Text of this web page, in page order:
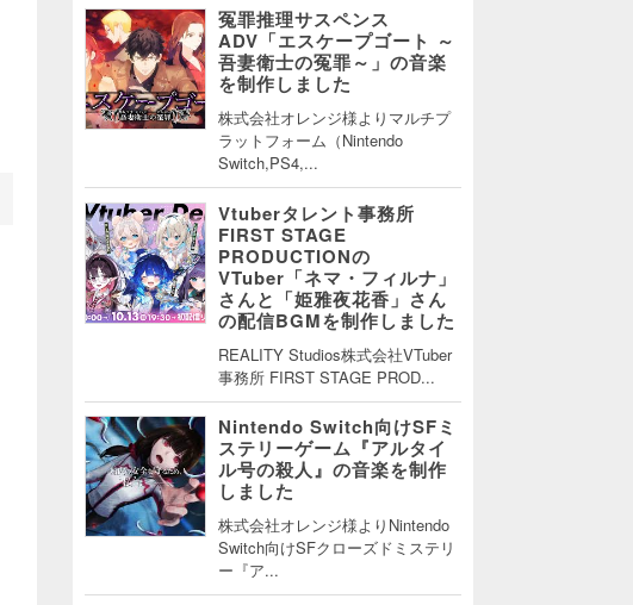
冤罪推理サスペンス
ADV「エスケープゴート ～
吾妻衛士の冤罪～」の音楽
を制作しました
株式会社オレンジ様よりマルチプ
ラットフォーム（Nintendo
Switch,PS4,...
Vtuberタレント事務所
FIRST STAGE
PRODUCTIONの
VTuber「ネマ・フィルナ」
さんと「姫雅夜花香」さん
の配信BGMを制作しました
REALITY Studios株式会社VTuber
事務所 FIRST STAGE PROD...
Nintendo Switch向けSFミ
ステリーゲーム『アルタイ
ル号の殺人』の音楽を制作
しました
株式会社オレンジ様よりNintendo
Switch向けSFクローズドミステリ
ー『ア...